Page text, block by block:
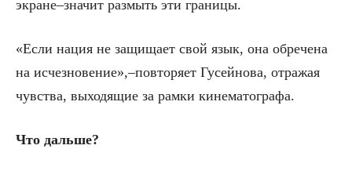
экране–значит размыть эти границы.
«Если нация не защищает свой язык, она обречена
на исчезновение»,–повторяет Гусейнова, отражая
чувства, выходящие за рамки кинематографа.
Что дальше?